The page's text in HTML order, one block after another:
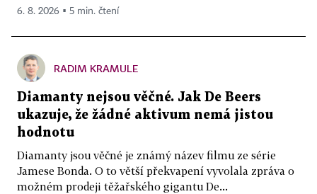
6. 8. 2026 ▪ 5 min. čtení
RADIM KRAMULE
Diamanty nejsou věčné. Jak De Beers
ukazuje, že žádné aktivum nemá jistou
hodnotu
Diamanty jsou věčné je známý název filmu ze série
Jamese Bonda. O to větší překvapení vyvolala zpráva o
možném prodeji těžařského gigantu De...